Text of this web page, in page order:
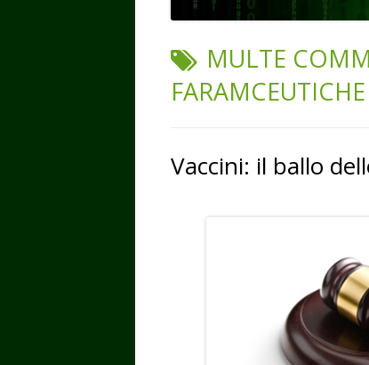
TAG:
MULTE
FARAMCEUTICHE
Vaccini: il ballo